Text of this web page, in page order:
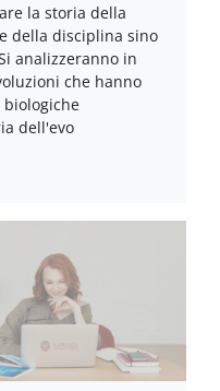
la storia della
della disciplina sino
analizzeranno in
che hanno
biologiche
dell'evo